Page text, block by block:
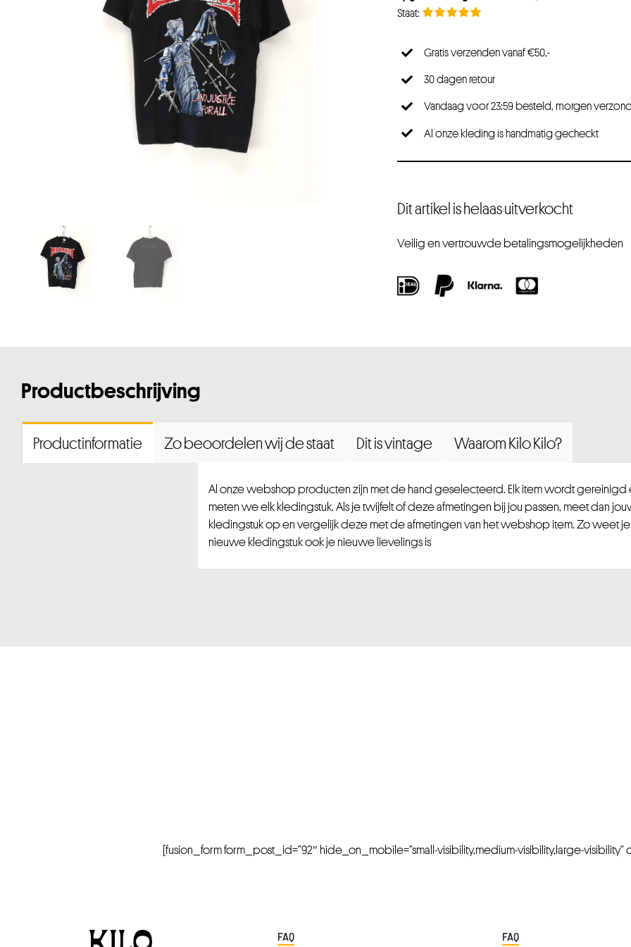
Gratis verzenden vanaf €50,-
30 dagen retour
Vandaag voor 23:59 besteld, morgen
Al onze kleding is handmatig gecheckt
Dit artikel is helaas uitverkocht
Veilig en vertrouwde betalingsmogelijkheden
Productbeschrijving
Productinformatie Zo beoordelen wij de staat Dit is vintage Waarom Kilo Kilo?
Al onze webshop producten zijn met de hand geselecteerd. Elk item wordt gereinigd
meten we elk kledingstuk. Als je twijfelt of deze afmetingen bij jou passen, meet dan
kledingstuk op en vergelijk deze met de afmetingen van het webshop item. Zo weet
nieuwe kledingstuk ook je nieuwe lievelings is
[fusion_form form_post_id=”92″ hide_on_mobile=”small-visibility,medium-visibility,large-visibility”
FAQ FAQ